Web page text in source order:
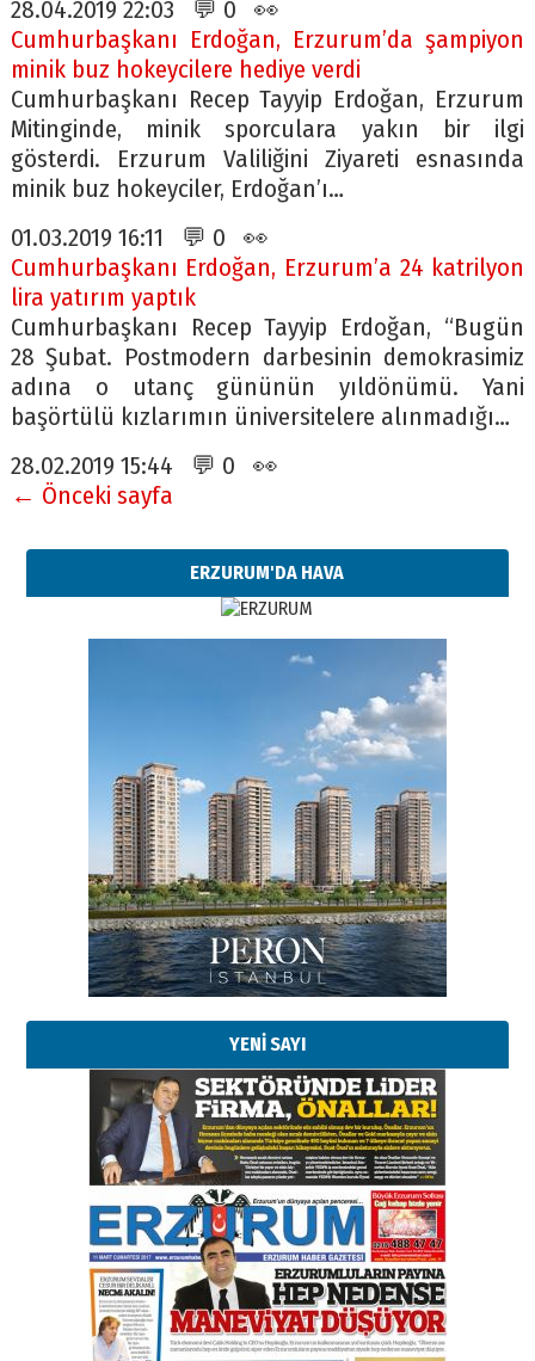
28.04.2019 22:03 💬 0 👀
Cumhurbaşkanı Erdoğan, Erzurum’da şampiyon
minik buz hokeycilere hediye verdi
Cumhurbaşkanı Recep Tayyip Erdoğan, Erzurum
Mitinginde, minik sporculara yakın bir ilgi
gösterdi. Erzurum Valiliğini Ziyareti esnasında
minik buz hokeyciler, Erdoğan’ı…
01.03.2019 16:11 💬 0 👀
Cumhurbaşkanı Erdoğan, Erzurum’a 24 katrilyon
lira yatırım yaptık
Cumhurbaşkanı Recep Tayyip Erdoğan, “Bugün
28 Şubat. Postmodern darbesinin demokrasimiz
adına o utanç gününün yıldönümü. Yani
başörtülü kızlarımın üniversitelere alınmadığı…
28.02.2019 15:44 💬 0 👀
← Önceki sayfa
ERZURUM'DA HAVA
YENİ SAYI
Esat BİNDESEN
Başkan Sekmen’den Erzurum’a
bir vizyon proje daha!
02 Ağustos 2026 Pazar